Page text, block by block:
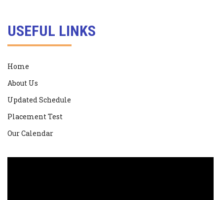
USEFUL LINKS
Home
About Us
Updated Schedule
Placement Test
Our Calendar